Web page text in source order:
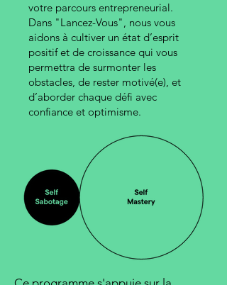
votre parcours entrepreneurial.
Dans "Lancez-Vous", nous vous
aidons à cultiver un état d’esprit
positif et de croissance qui vous
permettra de surmonter les
obstacles, de rester motivé(e), et
d’aborder chaque défi avec
confiance et optimisme.